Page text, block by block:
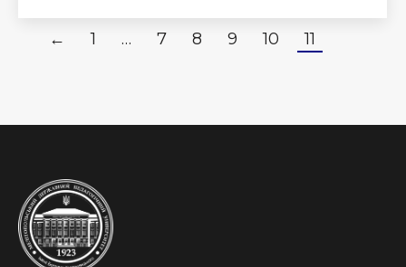
← 1 … 7 8 9 10 11